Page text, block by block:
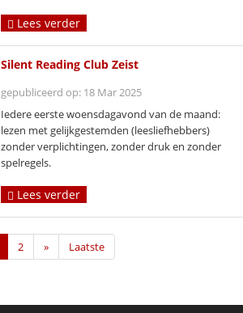
Lees verder
Silent Reading Club Zeist
gepubliceerd op: 18 Mar 2025
Iedere eerste woensdagavond van de maand:
lezen met gelijkgestemden (leesliefhebbers)
zonder verplichtingen, zonder druk en zonder
spelregels.
Lees verder
2 » Laatste